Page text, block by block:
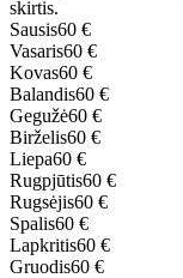
skirtis.
Sausis60 €
Vasaris60 €
Kovas60 €
Balandis60 €
Gegužė60 €
Birželis60 €
Liepa60 €
Rugpjūtis60 €
Rugsėjis60 €
Spalis60 €
Lapkritis60 €
Gruodis60 €